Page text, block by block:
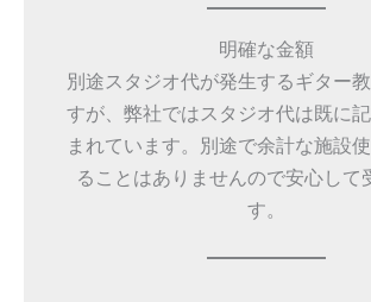
明確な金額
別途スタジオ代が発生するギター
すが、弊社ではスタジオ代は既に
まれています。別途で余計な施設
ることはありませんので安心して
す。